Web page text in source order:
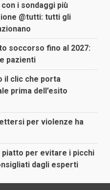
i sondaggi più
@tutti: tutti gli
soccorso fino al 2027:
pazienti
il clic che porta
prima dell’esito
per violenze ha
per evitare i picchi
dagli esperti